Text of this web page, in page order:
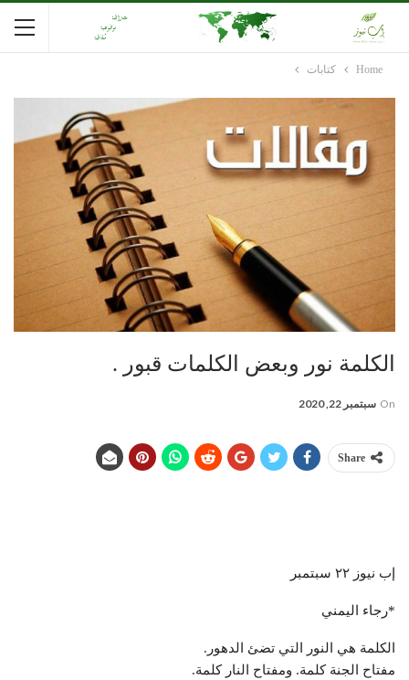
Home كتابات
الكلمة نور وبعض الكلمات قبور .
On سبتمبر 22, 2020
Share
إب نيوز ٢٢ سبتمبر
*رجاء اليمني
الكلمة هي النور التي تضئ الدهور.
مفتاح الجنة كلمة. ومفتاح النار كلمة.